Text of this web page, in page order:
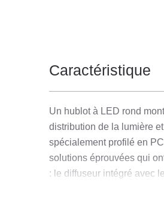
Caractéristique
Un hublot à LED rond
distribution de la lumière
spécialement profilé en
solutions éprouvées qui
: le diffuseur intégré avec